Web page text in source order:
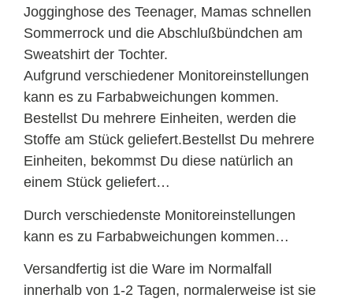
Jogginghose des Teenager, Mamas schnellen
Sommerrock und die Abschlußbündchen am
Sweatshirt der Tochter.
Aufgrund verschiedener Monitoreinstellungen
kann es zu Farbabweichungen kommen.
Bestellst Du mehrere Einheiten, werden die
Stoffe am Stück geliefert.Bestellst Du mehrere
Einheiten, bekommst Du diese natürlich an
einem Stück geliefert…
Durch verschiedenste Monitoreinstellungen
kann es zu Farbabweichungen kommen…
Versandfertig ist die Ware im Normalfall
innerhalb von 1-2 Tagen, normalerweise ist sie